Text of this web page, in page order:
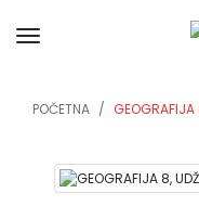
POČETNA GEOGRAFIJA